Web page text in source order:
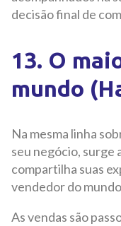
decisão final de
13. O
mundo
Na mesma linha
seu negócio, surge
compartilha suas
vendedor do
As vendas são